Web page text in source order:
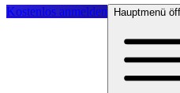
Kostenlos anmelden Hauptmenü